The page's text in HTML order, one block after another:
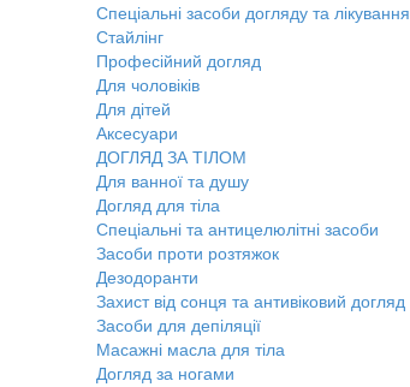
Спеціальні засоби догляду та лікування
Стайлінг
Професійний догляд
Для чоловіків
Для дітей
Аксесуари
ДОГЛЯД ЗА ТІЛОМ
Для ванної та душу
Догляд для тіла
Спеціальні та антицелюлітні засоби
Засоби проти розтяжок
Дезодоранти
Захист від сонця та антивіковий догляд
Засоби для депіляції
Масажні масла для тіла
Догляд за ногами